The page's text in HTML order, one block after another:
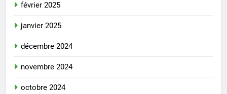
février 2025
janvier 2025
décembre 2024
novembre 2024
octobre 2024